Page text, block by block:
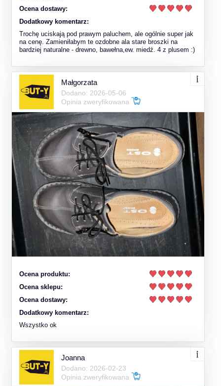
Ocena dostawy:
Dodatkowy komentarz:
Trochę uciskają pod prawym paluchem, ale ogólnie super jak
na cenę. Zamieniłabym te ozdobne ala stare broszki na
bardziej naturalne - drewno, bawełna,ew. miedź. 4 z plusem :)
Małgorzata
Dodano: 2026-05-06
Opinia zweryfikowana
Ocena produktu:
Ocena sklepu:
Ocena dostawy:
Dodatkowy komentarz:
Wszystko ok
Joanna
Dodano: 2026-02-23
Opinia zweryfikowana